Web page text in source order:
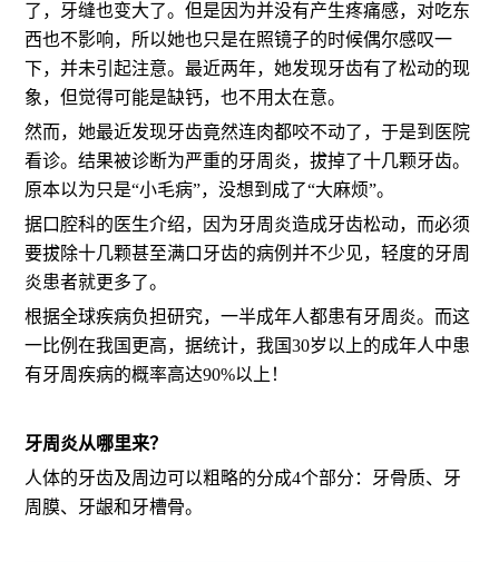
了，牙缝也变大了。但是因为并没有产生疼痛感，对吃东
西也不影响，所以她也只是在照镜子的时候偶尔感叹一
下，并未引起注意。最近两年，她发现牙齿有了松动的现
象，但觉得可能是缺钙，也不用太在意。
然而，她最近发现牙齿竟然连肉都咬不动了，于是到医院
看诊。结果被诊断为严重的牙周炎，拔掉了十几颗牙齿。
原本以为只是“小毛病”，没想到成了“大麻烦”。
据口腔科的医生介绍，因为牙周炎造成牙齿松动，而必须
要拔除十几颗甚至满口牙齿的病例并不少见，轻度的牙周
炎患者就更多了。
根据全球疾病负担研究，一半成年人都患有牙周炎。而这
一比例在我国更高，据统计，我国30岁以上的成年人中患
有牙周疾病的概率高达90%以上！
牙周炎从哪里来？
人体的牙齿及周边可以粗略的分成4个部分：牙骨质、牙
周膜、牙龈和牙槽骨。